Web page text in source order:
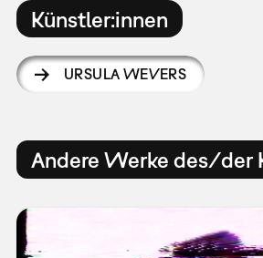
Künstler:innen
URSULA WEVERS
Andere Werke des/der